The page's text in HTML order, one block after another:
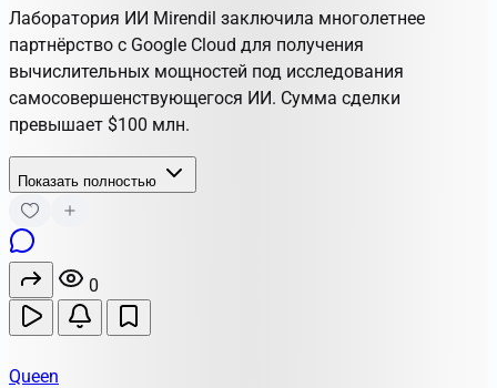
Лаборатория ИИ Mirendil заключила многолетнее
партнёрство с Google Cloud для получения
вычислительных мощностей под исследования
самосовершенствующегося ИИ. Сумма сделки
превышает $100 млн.
Показать полностью
0
Queen